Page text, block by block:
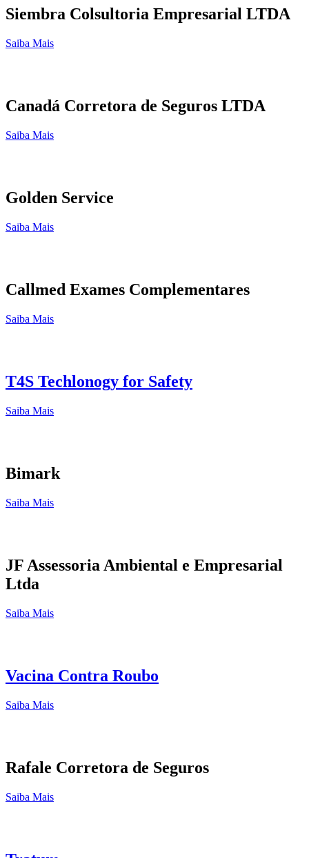
Siembra Colsultoria Empresarial LTDA
Saiba Mais
Canadá Corretora de Seguros LTDA
Saiba Mais
Golden Service
Saiba Mais
Callmed Exames Complementares
Saiba Mais
T4S Techlonogy for Safety
Saiba Mais
Bimark
Saiba Mais
JF Assessoria Ambiental e Empresarial
Ltda
Saiba Mais
Vacina Contra Roubo
Saiba Mais
Rafale Corretora de Seguros
Saiba Mais